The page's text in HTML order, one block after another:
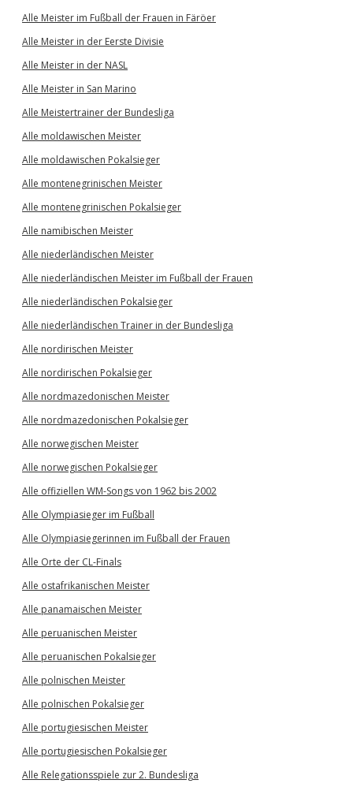
Alle Meister im Fußball der Frauen in Färöer
Alle Meister in der Eerste Divisie
Alle Meister in der NASL
Alle Meister in San Marino
Alle Meistertrainer der Bundesliga
Alle moldawischen Meister
Alle moldawischen Pokalsieger
Alle montenegrinischen Meister
Alle montenegrinischen Pokalsieger
Alle namibischen Meister
Alle niederländischen Meister
Alle niederländischen Meister im Fußball der Frauen
Alle niederländischen Pokalsieger
Alle niederländischen Trainer in der Bundesliga
Alle nordirischen Meister
Alle nordirischen Pokalsieger
Alle nordmazedonischen Meister
Alle nordmazedonischen Pokalsieger
Alle norwegischen Meister
Alle norwegischen Pokalsieger
Alle offiziellen WM-Songs von 1962 bis 2002
Alle Olympiasieger im Fußball
Alle Olympiasiegerinnen im Fußball der Frauen
Alle Orte der CL-Finals
Alle ostafrikanischen Meister
Alle panamaischen Meister
Alle peruanischen Meister
Alle peruanischen Pokalsieger
Alle polnischen Meister
Alle polnischen Pokalsieger
Alle portugiesischen Meister
Alle portugiesischen Pokalsieger
Alle Relegationsspiele zur 2. Bundesliga